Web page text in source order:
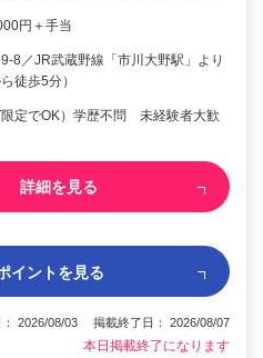
円＋手当
8／JR武蔵野線「市川大野駅」より
徒歩5分）
定でOK）学歴不問 未経験者大歓
詳細を見る
イントを見る
： 2026/08/03 掲載終了日： 2026/08/07
本日掲載終了になります